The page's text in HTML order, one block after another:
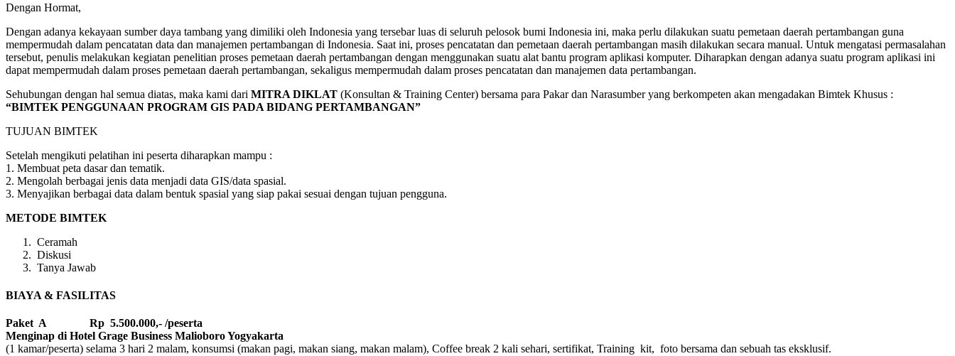
Dengan Hormat,
Dengan adanya kekayaan sumber daya tambang yang dimiliki oleh Indonesia yang tersebar luas di seluruh pelosok bumi Indonesia ini, maka perlu dilakukan suatu pemetaan daerah pertambangan guna
mempermudah dalam pencatatan data dan manajemen pertambangan di Indonesia. Saat ini, proses pencatatan dan pemetaan daerah pertambangan masih dilakukan secara manual. Untuk mengatasi permasalahan
tersebut, penulis melakukan kegiatan penelitian proses pemetaan daerah pertambangan dengan menggunakan suatu alat bantu program aplikasi komputer. Diharapkan dengan adanya suatu program aplikasi ini
dapat mempermudah dalam proses pemetaan daerah pertambangan, sekaligus mempermudah dalam proses pencatatan dan manajemen data pertambangan.
Sehubungan dengan hal semua diatas, maka kami dari MITRA DIKLAT (Konsultan & Training Center) bersama para Pakar dan Narasumber yang berkompeten akan mengadakan Bimtek Khusus :
“BIMTEK PENGGUNAAN PROGRAM GIS PADA BIDANG PERTAMBANGAN”
TUJUAN BIMTEK
Setelah mengikuti pelatihan ini peserta diharapkan mampu :
1. Membuat peta dasar dan tematik.
2. Mengolah berbagai jenis data menjadi data GIS/data spasial.
3. Menyajikan berbagai data dalam bentuk spasial yang siap pakai sesuai dengan tujuan pengguna.
METODE BIMTEK
Ceramah
Diskusi
Tanya Jawab
BIAYA & FASILITAS
Paket A Rp 5.500.000,- /peserta
Menginap di Hotel Grage Business Malioboro Yogyakarta
(1 kamar/peserta) selama 3 hari 2 malam, konsumsi (makan pagi, makan siang, makan malam), Coffee break 2 kali sehari, sertifikat, Training kit, foto bersama dan sebuah tas eksklusif.